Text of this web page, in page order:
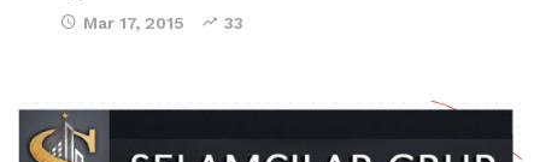
Mar 17, 2015 33